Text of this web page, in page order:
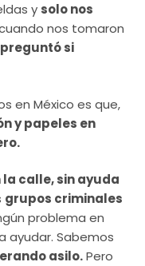
y solo nos
nos tomaron
si
en México es que,
y papeles en
calle, sin ayuda
grupos criminales
problema en
ayudar. Sabemos
asilo.Pero